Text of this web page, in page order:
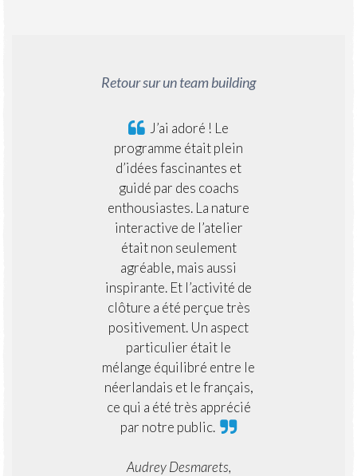
Retour sur un team building
J’ai adoré ! Le
programme était plein
d’idées fascinantes et
guidé par des coachs
enthousiastes. La nature
interactive de l’atelier
était non seulement
agréable, mais aussi
inspirante. Et l’activité de
clôture a été perçue très
positivement. Un aspect
particulier était le
mélange équilibré entre le
néerlandais et le français,
ce qui a été très apprécié
par notre public.
Audrey Desmarets,